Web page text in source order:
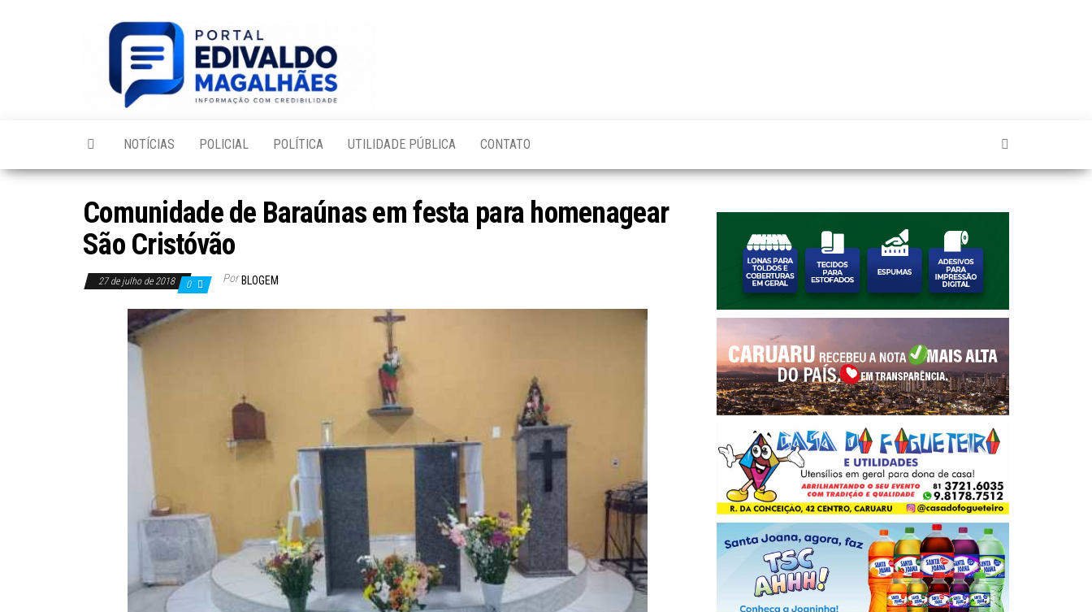
NOTÍCIAS POLICIAL POLÍTICA UTILIDADE PÚBLICA CONTATO
Comunidade de Baraúnas em festa para homenagear
São Cristóvão
27 de julho de 2018 0 Por BLOGEM